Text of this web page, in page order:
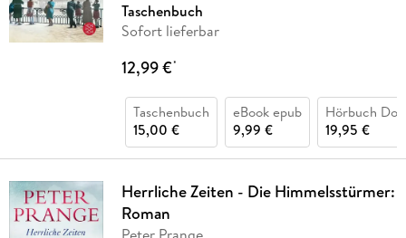
Taschenbuch
Sofort lieferbar
12,99 €*
Taschenbuch
15,00 €
eBook epub
9,99 €
Hörbuch
19,95 €
Herrliche Zeiten - Die Himmelsstürmer:
Roman